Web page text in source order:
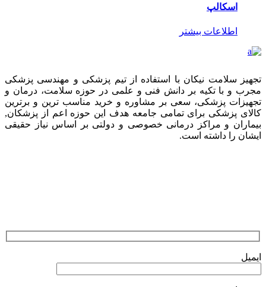
اسکالپ
اطلاعات بیشتر
تجهیز سلامت نیکان با استفاده از تیم پزشکی و مهندسی پزشکی
مجرب و با تکیه بر دانش فنی و علمی در حوزه سلامت، درمان و
تجهیزات پزشکی، سعی بر مشاوره و خرید مناسب ترین و برترین
کالای پزشکی برای تمامی جامعه هدف این حوزه اعم از پزشکان,
بیماران و مراکز درمانی خصوصی و دولتی بر اساس نیاز حقیقی
ایشان را داشته است.
ایمیل